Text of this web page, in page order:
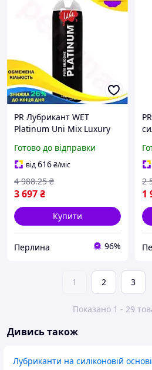
PR Лубрикант WET
Platinum Uni Mix Luxury
для інтимної близькості
мастило для с Per33/R
Готово до відправки
від616₴/міс
3 697₴
4 988.25 ₴
Купити
Перлина 96%
1
2
1 2 3
Показано 1 - 29
Дивись також
Лубриканти на силіконовій основі